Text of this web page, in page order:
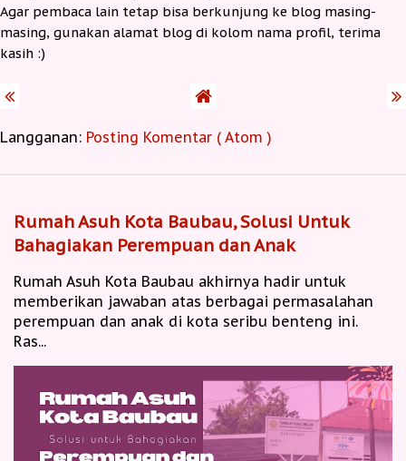
Agar pembaca lain tetap bisa berkunjung ke blog masing-
masing, gunakan alamat blog di kolom nama profil, terima
kasih :)
Langganan: Posting Komentar ( Atom )
Rumah Asuh Kota Baubau, Solusi Untuk
Bahagiakan Perempuan dan Anak
Rumah Asuh Kota Baubau akhirnya hadir untuk
memberikan jawaban atas berbagai permasalahan
perempuan dan anak di kota seribu benteng ini.
Ras...